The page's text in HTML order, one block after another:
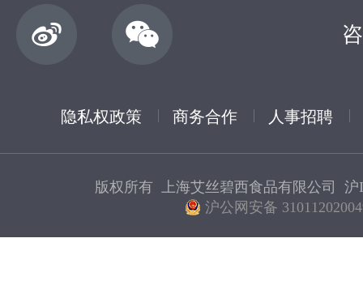
隐私权政策 商务合作 人事招聘
版权所有 上海艾丝碧西食品有限公司 沪
沪公网安备